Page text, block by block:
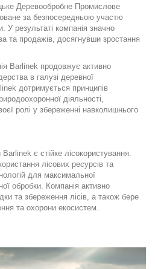
Деревообробне Промислове
за безпосередньою участю
У результаті компанія значно
та продажів, досягнувши зростання
Barlinek продовжує активно
в галузі деревної
дотримується принципів
діяльності,
ролі у збереженні навколишнього
є стійке лісокористування.
лісових ресурсів та
для максимальної
обробки. Компанія активно
та збереження лісів, а також бере
та охорони екосистем.